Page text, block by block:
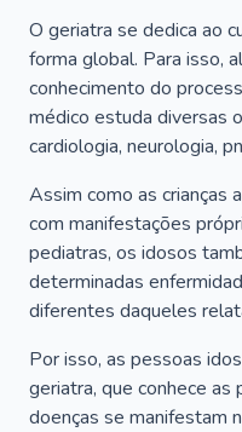
O geriatra se dedica ao
forma global. Para isso,
conhecimento do
médico estuda diversas
cardiologia, neurologia,
Assim como as crianças
com manifestações
pediatras, os idosos
determinadas
diferentes daqueles
Por isso, as pessoas
geriatra, que conhece as
doenças se manifestam